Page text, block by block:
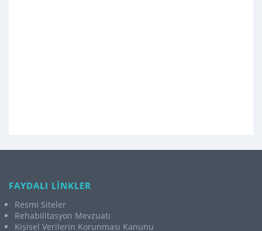
FAYDALI LİNKLER
Resmi Siteler
Rehabilitasyon Mevzuatı
Kişisel Verilerin Korunması Kanunu